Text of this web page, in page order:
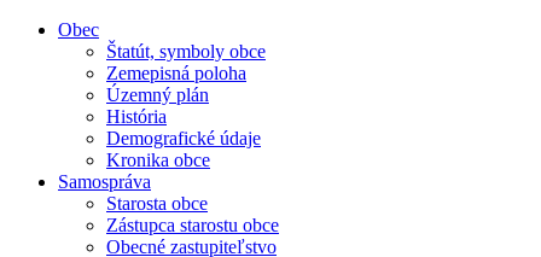
Obec
Štatút, symboly obce
Zemepisná poloha
Územný plán
História
Demografické údaje
Kronika obce
Samospráva
Starosta obce
Zástupca starostu obce
Obecné zastupiteľstvo